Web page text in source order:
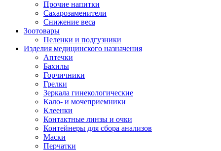
Прочие напитки
Сахарозаменители
Снижение веса
Зоотовары
Пеленки и подгузники
Изделия медицинского назначения
Аптечки
Бахилы
Горчичники
Грелки
Зеркала гинекологические
Кало- и мочеприемники
Клеенки
Контактные линзы и очки
Контейнеры для сбора анализов
Маски
Перчатки